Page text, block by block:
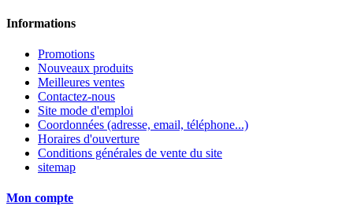
Informations
Promotions
Nouveaux produits
Meilleures ventes
Contactez-nous
Site mode d'emploi
Coordonnées (adresse, email, téléphone...)
Horaires d'ouverture
Conditions générales de vente du site
sitemap
Mon compte